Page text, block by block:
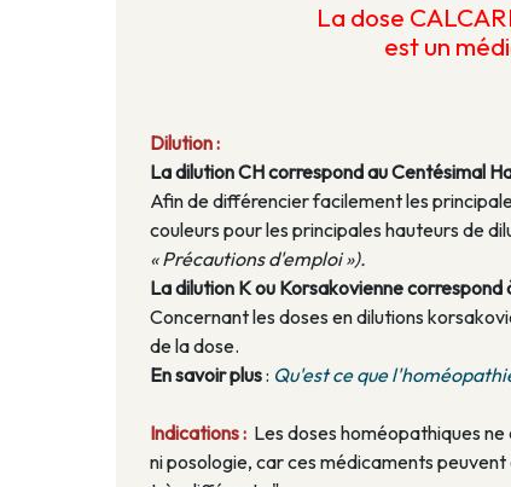
La dose
est un
Dilution :
La dilution CH correspond au Centésimal
Afin de différencier facilement les
couleurs pour les principales hauteurs de
« Précautions d'emploi »).
La dilution K ou Korsakovienne correspond
Concernant les doses en dilutions
de la dose.
En savoir plus: Qu'est ce que
Indications : Les doses homéopathiques
ni posologie, car ces médicaments